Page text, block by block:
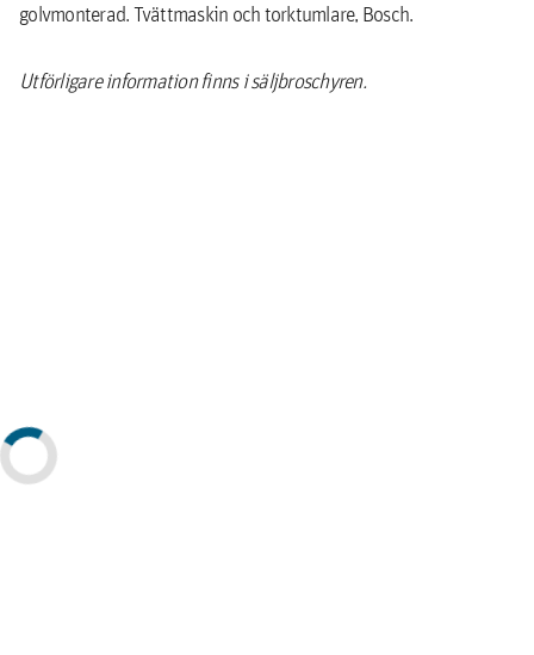
golvmonterad. Tvättmaskin och torktumlare, Bosch.
Utförligare information finns i säljbroschyren.